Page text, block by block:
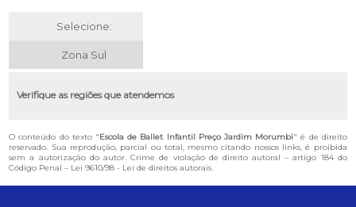
Selecione:
Zona Sul
Verifique as regiões que atendemos
O conteúdo do texto "Escola de Ballet Infantil Preço Jardim Morumbi" é de direito
reservado. Sua reprodução, parcial ou total, mesmo citando nossos links, é proibida
sem a autorização do autor. Crime de violação de direito autoral – artigo 184 do
Código Penal – Lei 9610/98 - Lei de direitos autorais.